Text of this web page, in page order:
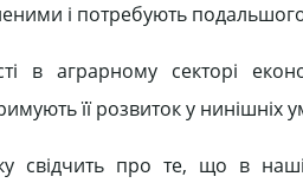
і потребують
в аграрному секторі
її розвиток у нинішніх
свідчить про те, що в